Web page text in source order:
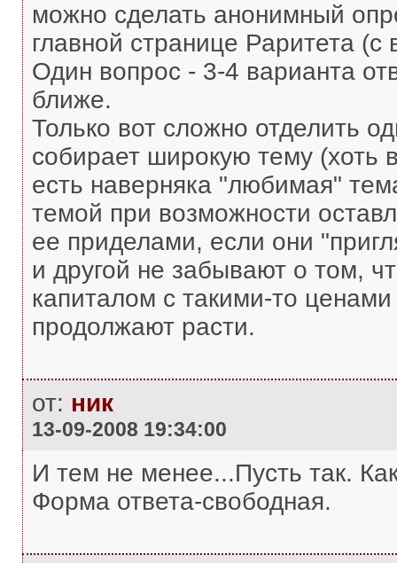
можно сделать анонимный
главной странице Раритета
Один вопрос - 3-4 варианта
ближе.
Только вот сложно отделить
собирает широкую тему (хоть
есть наверняка "любимая"
темой при возможности
ее приделами, если они
и другой не забывают о том,
капиталом с такими-то
продолжают расти.
от: ник
13-09-2008 19:34:00
И тем не менее...Пусть так.
Форма ответа-свободная.